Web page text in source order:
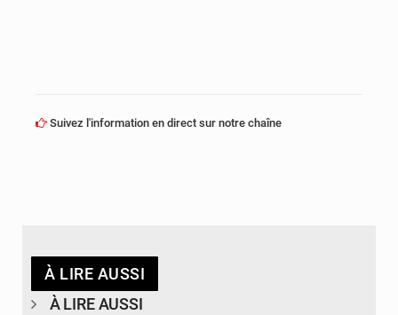
Suivez l'information en direct sur notre chaîne
À LIRE AUSSI
À LIRE AUSSI